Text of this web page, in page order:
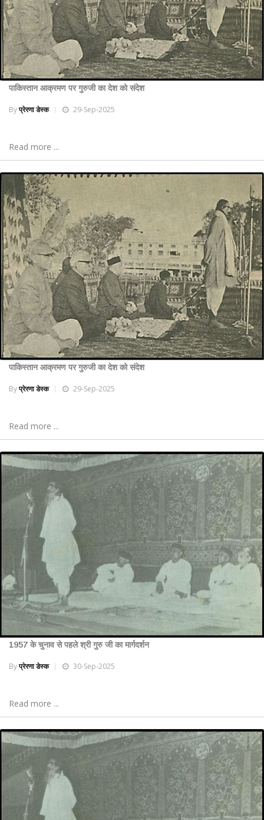
पाकिस्तान आक्रमण पर गुरुजी का देश को संदेश
Byप्रेरणा डेस्क 29-Sep-2025
Read more ...
पाकिस्तान आक्रमण पर गुरुजी का देश को संदेश
Byप्रेरणा डेस्क 29-Sep-2025
Read more ...
1957 के चुनाव से पहले श्री गुरु जी का मार्गदर्शन
Byप्रेरणा डेस्क 30-Sep-2025
Read more ...